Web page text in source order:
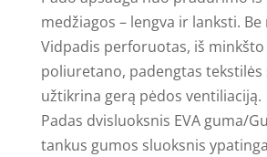
medžiagos – lengva ir lanksti. Be
Vidpadis perforuotas, iš
poliuretano, padengtas tekstilės
užtikrina gerą pėdos ventiliaciją.
Padas dvisluoksnis EVA guma/
tankus gumos sluoksnis